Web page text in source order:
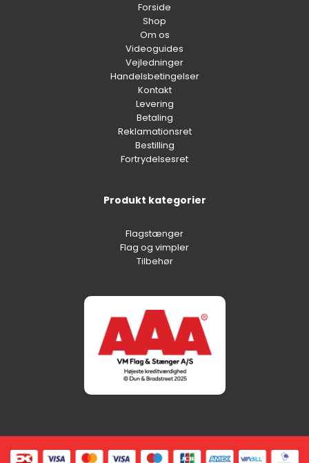
Forside
Shop
Om os
Videoguides
Vejledninger
Handelsbetingelser
Kontakt
Levering
Betaling
Reklamationsret
Bestilling
Fortrydelsesret
Produkt kategorier
Flagstænger
Flag og vimpler
Tilbehør